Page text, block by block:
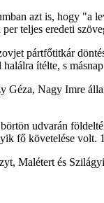
azt is, hogy "a
teljes eredeti
pártfőtitkár
halálra ítélte, s
Géza, Nagy Imre
udvarán
fő követelése volt.
Malétert és